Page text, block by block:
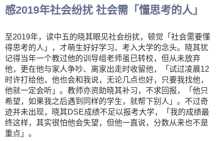
感2019年社会纷扰 社会需「懂思考的人」
至2019年，读中五的晓其眼见社会纷扰，顿觉「社会需要懂
得思考的人」，才萌生好好学习、考入大学的念头。晓其犹
记得当年一个教过他的训导组老师虽已转校，但从未放弃
他，更在他与家人争吵、离家出走时收留他，「试过凌晨12
时许打给他，他也会和我说，无论几点也好，只要我找他，
他就一定会听」。教师亦资助晓其补习，不求回报，「他只
希望，如果我之后遇到同样的学生，就帮下别人」。不过奇
迹并未出现，晓其DSE成绩不足以报考大学，「我的成绩最
终这样，其实很怕他会失望，但他一直说，分数从来也不是
重点」。